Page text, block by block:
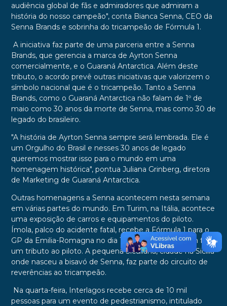
audiência global de fãs e admiradores que admiram a
história do nosso campeão", conta Bianca Senna, CEO da
Senna Brands e sobrinha do tricampeão de Fórmula 1.
A iniciativa faz parte de uma parceria entre a Senna
Brands, que gerencia a marca de Ayrton Senna
comercialmente, e o Guaraná Antarctica. Além deste
tributo, o acordo prevê outras iniciativas que valorizem o
símbolo nacional que é o tricampeão. Tanto a Senna
Brands, como o Guaraná Antarctica não falam de 1º de
maio como 30 anos da morte de Senna, mas como 30 de
legado do brasileiro.
"A história de Ayrton Senna sempre será lembrada. Ele é
um Orgulho do Brasil e nesses 30 anos de legado
queremos mostrar isso para o mundo em uma
homenagem histórica", pontua Juliana Grinberg, diretora
de Marketing de Guaraná Antarctica.
Outras homenagens a Senna acontecem nesta semana
em várias partes do mundo. Em Turim, na Itália, acontece
uma exposição de carros e equipamentos do piloto.
Ímola, palco do acidente fatal, recebe a Fórmula 1 para o
GP da Emilia-Romagna no dia 17 de maio e também fará
um tributo ao piloto. A pequena Siculiana, cidade na Sicília
onde nasceu a bisavó de Senna, faz parte do circuito de
reverências ao tricampeão.
Na quarta-feira, Interlagos recebe cerca de 10 mil
pessoas para um evento de pedestrianismo, intitulado